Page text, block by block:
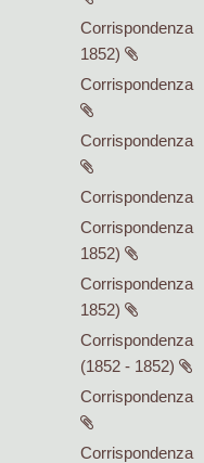
Corrispondenza
1852)
Corrispondenza
Corrispondenza
Corrispondenza
Corrispondenza
1852)
Corrispondenza
1852)
Corrispondenza
(1852 - 1852)
Corrispondenza
Corrispondenza